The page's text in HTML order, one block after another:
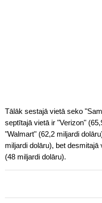
Tālāk sestajā vietā seko
septītajā vietā ir "Verizon"
"Walmart" (62,2 miljardi
miljardi dolāru), bet
(48 miljardi dolāru).